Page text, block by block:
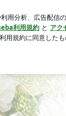
de